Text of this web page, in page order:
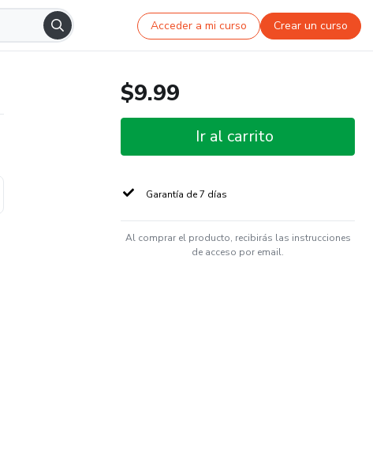
Acceder a mi curso Crear un curso
$9.99
Ir al carrito
Garantía de 7 días
Al comprar el producto, recibirás las instrucciones
de acceso por email.